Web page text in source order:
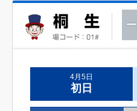
4月5日
初日